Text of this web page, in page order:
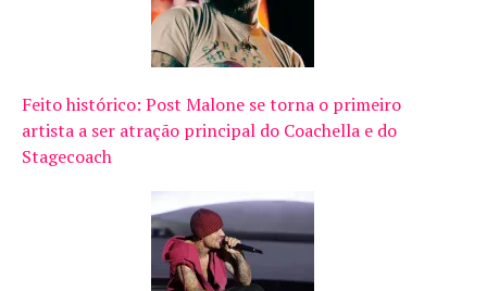
Feito histórico: Post Malone se torna o primeiro
artista a ser atração principal do Coachella e do
Stagecoach